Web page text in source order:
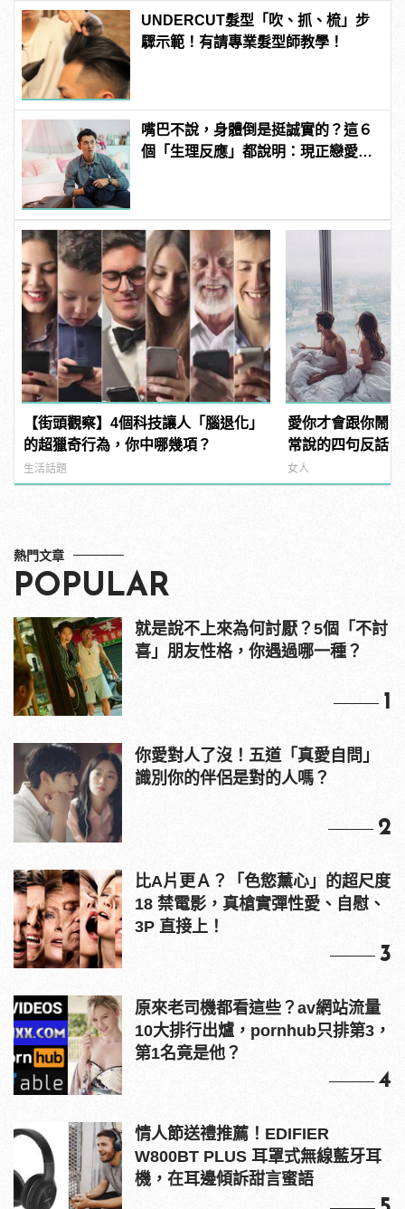
UNDERCUT髮型「吹、抓、梳」步
驟示範！有請專業髮型師教學！
嘴巴不說，身體倒是挺誠實的？這６
個「生理反應」都說明：現正戀愛
【街頭觀察】4個科技讓人「腦退化」
的超獵奇行為，你中哪幾項？
生活話題
愛你才會跟你鬧
常說的四句反話
女人
熱門文章
POPULAR
就是說不上來為何討厭？5個「不討
喜」朋友性格，你遇過哪一種？
1
你愛對人了沒！五道「真愛自問」
識別你的伴侶是對的人嗎？
2
比A片更Ａ？「色慾薰心」的超尺度
18 禁電影，真槍實彈性愛、自慰、
3P 直接上！
3
原來老司機都看這些？av網站流量
10大排行出爐，pornhub只排第3，
第1名竟是他？
4
情人節送禮推薦！EDIFIER
W800BT PLUS 耳罩式無線藍牙耳
機，在耳邊傾訴甜言蜜語